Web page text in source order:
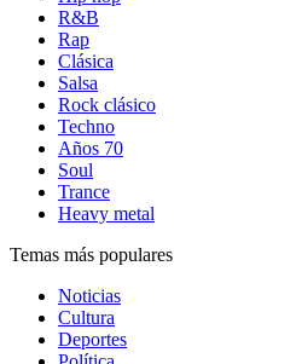
R&B
Rap
Clásica
Salsa
Rock clásico
Techno
Años 70
Soul
Trance
Heavy metal
Temas más populares
Noticias
Cultura
Deportes